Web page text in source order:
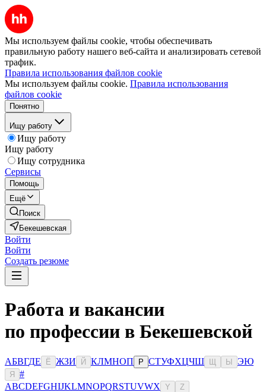
Мы используем файлы cookie, чтобы обеспечивать
правильную работу нашего веб-сайта и анализировать сетевой
трафик.
Правила использования файлов cookie
Мы используем файлы cookie. Правила использования
файлов cookie
Понятно
Ищу работу
Ищу работу
Ищу работу
Ищу сотрудника
Сервисы
Помощь
Ещё
Поиск
Бекешевская
Войти
Войти
Создать резюме
Работа и вакансии
по профессии в Бекешевской
АБВГДЕ Ё ЖЗИ Й КЛМНОП Р СТУФХЦЧШ Ы ЭЮ
Я
#
ABCDEFGHIJKLMNOPQRSTUVWX Y Z